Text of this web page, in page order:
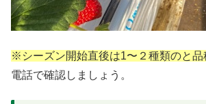
※シーズン開始直後は1〜２種類のと品
電話で確認しましょう。